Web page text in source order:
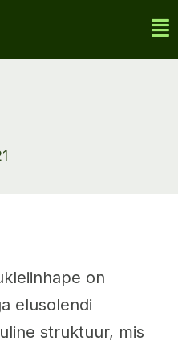
on
elusolendi
struktuur, mis